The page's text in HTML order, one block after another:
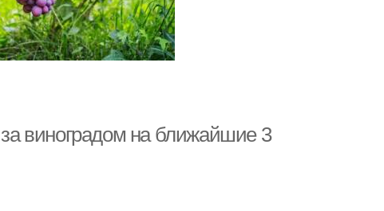
виноградом на ближайшие 3